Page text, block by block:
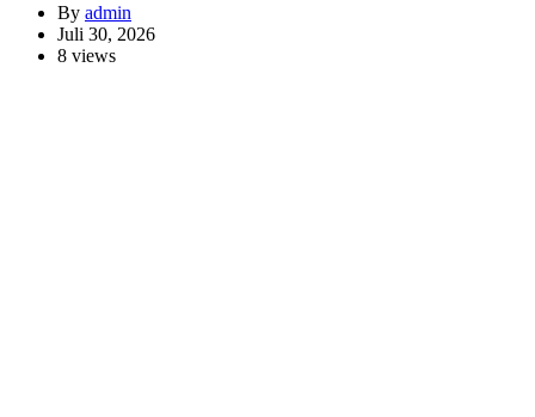
By admin
Juli 30, 2026
8 views